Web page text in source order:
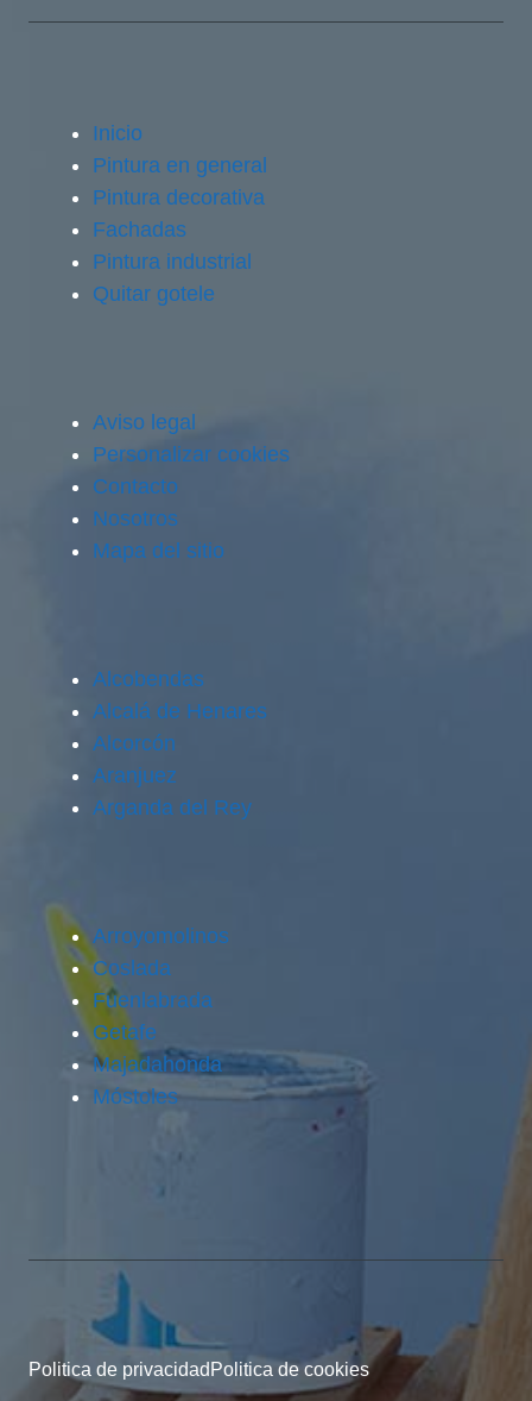
Inicio
Pintura en general
Pintura decorativa
Fachadas
Pintura industrial
Quitar gotele
Aviso legal
Personalizar cookies
Contacto
Nosotros
Mapa del sitio
Alcobendas
Alcalá de Henares
Alcorcón
Aranjuez
Arganda del Rey
Arroyomolinos
Coslada
Fuenlabrada
Getafe
Majadahonda
Móstoles
Politica de privacidad Politica de cookies